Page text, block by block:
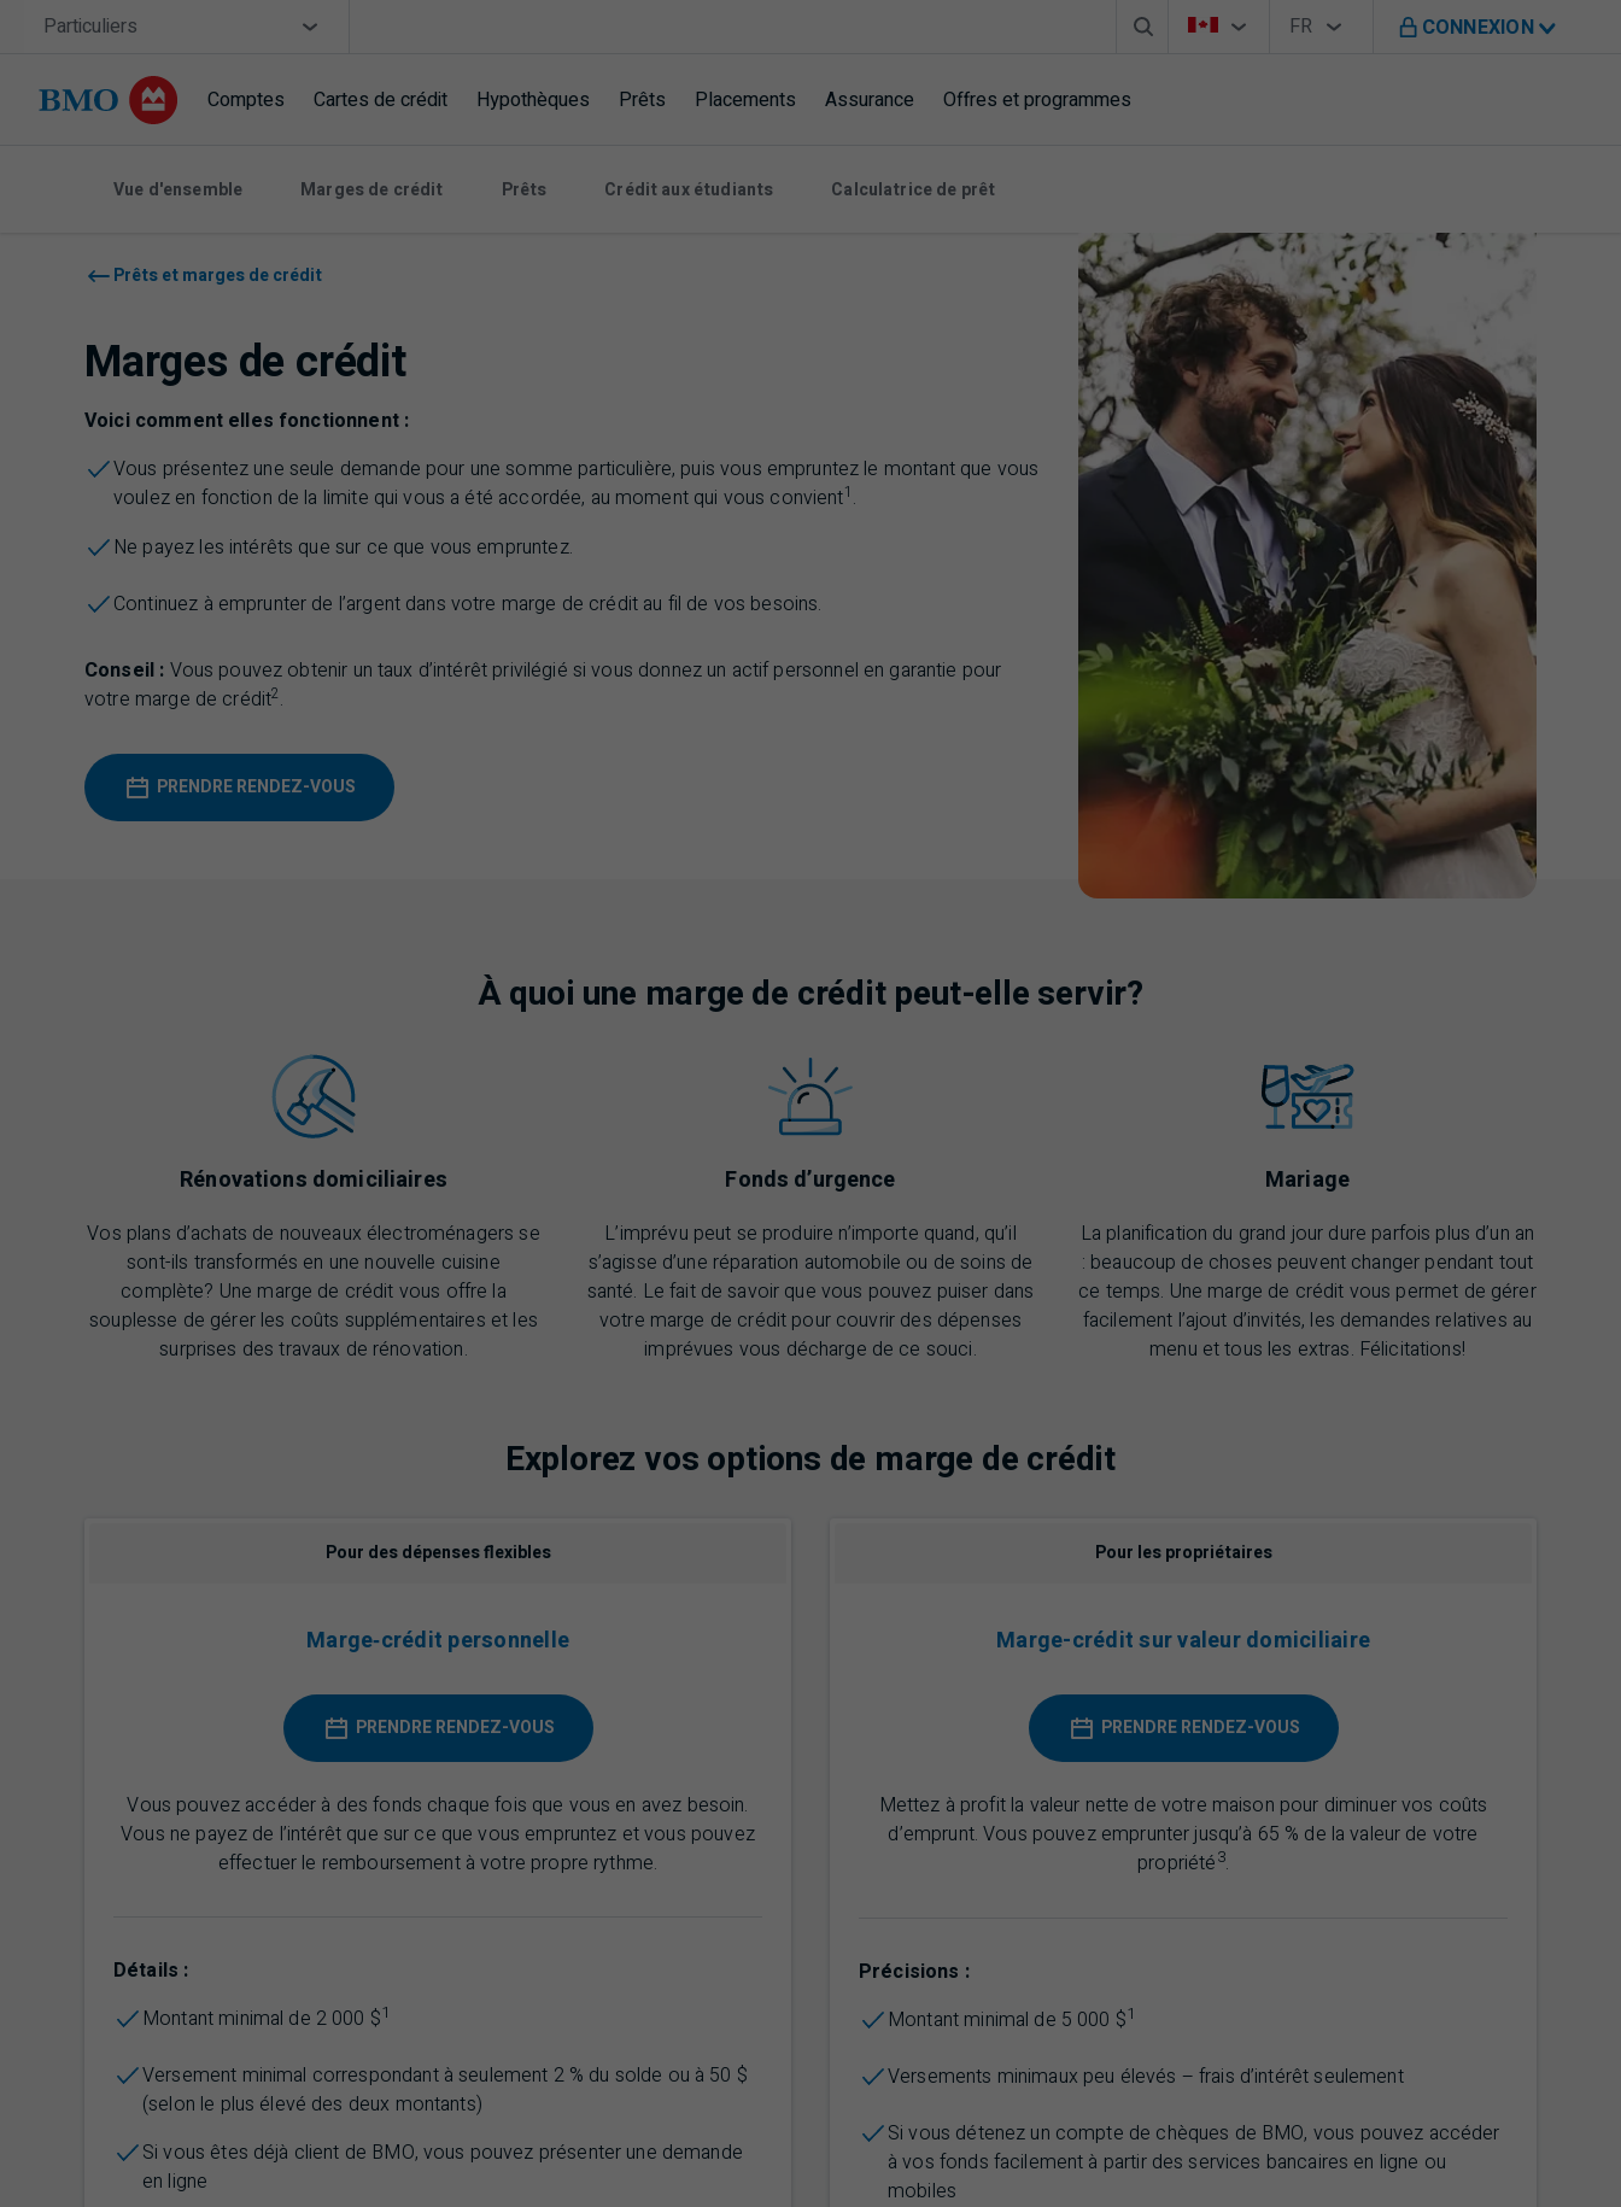
Sauter la navigation
Site Selector
Particuliers Barre de recherche
Sélecteur de pays
Vous êtes sur le site de B M O au Canada
Sélecteur de langue
FR
Français CONNEXION
Comptes Cartes de crédit Hypothèques Prêts Placements Assurance Offres et programmes
Vue d'ensemble Marges de crédit Prêts Crédit aux étudiants Calculatrice de prêt
Prêts et marges de crédit
Marges de crédit
Voici comment elles fonctionnent :
Vous présentez une seule demande pour une somme particulière, puis vous empruntez le montant que vous
voulez en fonction de la limite qui vous a été accordée, au moment qui vous convient1 .
Ne payez les intérêts que sur ce que vous empruntez.
Continuez à emprunter de l’argent dans votre marge de crédit au fil de vos besoins.
Conseil : Vous pouvez obtenir un taux d’intérêt privilégié si vous donnez un actif personnel en garantie pour
votre marge de crédit2.
PRENDRE RENDEZ-VOUS
À quoi une marge de crédit peut-elle servir?
Rénovations domiciliaires
Vos plans d’achats de nouveaux électroménagers se
sont-ils transformés en une nouvelle cuisine
complète? Une marge de crédit vous offre la
souplesse de gérer les coûts supplémentaires et les
surprises des travaux de rénovation.
Fonds d’urgence
L’imprévu peut se produire n’importe quand, qu’il
s’agisse d’une réparation automobile ou de soins de
santé. Le fait de savoir que vous pouvez puiser dans
votre marge de crédit pour couvrir des dépenses
imprévues vous décharge de ce souci.
Mariage
La planification du grand jour dure parfois plus d’un an
: beaucoup de choses peuvent changer pendant tout
ce temps. Une marge de crédit vous permet de gérer
facilement l’ajout d’invités, les demandes relatives au
menu et tous les extras. Félicitations!
Explorez vos options de marge de crédit
Pour des dépenses flexibles
Marge‑crédit personnelle
PRENDRE RENDEZ-VOUS
Vous pouvez accéder à des fonds chaque fois que vous en avez besoin.
Vous ne payez de l’intérêt que sur ce que vous empruntez et vous pouvez
effectuer le remboursement à votre propre rythme.
Détails :
Montant minimal de 2 000 $1
Versement minimal correspondant à seulement 2 % du solde ou à 50 $
(selon le plus élevé des deux montants)
Si vous êtes déjà client de BMO, vous pouvez présenter une demande
en ligne
Pour les propriétaires
Marge-crédit sur valeur domiciliaire
PRENDRE RENDEZ-VOUS
Mettez à profit la valeur nette de votre maison pour diminuer vos coûts
d’emprunt. Vous pouvez emprunter jusqu’à 65 % de la valeur de votre
propriété3.
Précisions :
Montant minimal de 5 000 $1
Versements minimaux peu élevés – frais d’intérêt seulement
Si vous détenez un compte de chèques de BMO, vous pouvez accéder
à vos fonds facilement à partir des services bancaires en ligne ou
mobiles